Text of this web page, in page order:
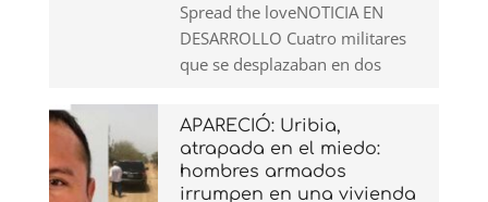
Spread the loveNOTICIA EN
DESARROLLO Cuatro militares
que se desplazaban en dos
APARECIÓ: Uribia,
atrapada en el miedo:
hombres armados
irrumpen en una vivienda